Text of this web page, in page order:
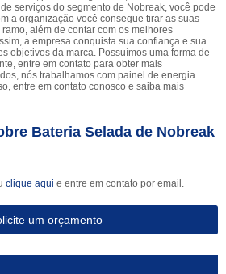
serviços do segmento de Nobreak, você pode
a organização você consegue tirar as suas
além de contar com os melhores
a empresa conquista sua confiança e sua
objetivos da marca. Possuímos uma forma de
entre em contato para obter mais
nós trabalhamos com painel de energia
entre em contato conosco e saiba mais
Bateria Selada de Nobreak
clique aqui e entre em contato por email.
um orçamento